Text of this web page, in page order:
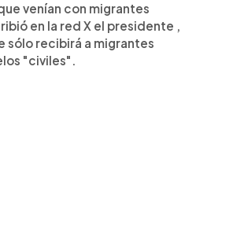
venían con migrantes
en la red X el presidente ,
sólo recibirá a migrantes
"civiles".